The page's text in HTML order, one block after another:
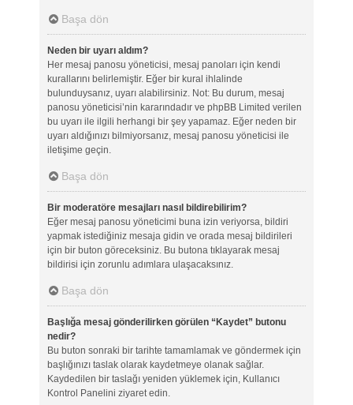
Başa dön
Neden bir uyarı aldım?
Her mesaj panosu yöneticisi, mesaj panoları için kendi
kurallarını belirlemiştir. Eğer bir kural ihlalinde
bulunduysanız, uyarı alabilirsiniz. Not: Bu durum, mesaj
panosu yöneticisi’nin kararındadır ve phpBB Limited verilen
bu uyarı ile ilgili herhangi bir şey yapamaz. Eğer neden bir
uyarı aldığınızı bilmiyorsanız, mesaj panosu yöneticisi ile
iletişime geçin.
Başa dön
Bir moderatöre mesajları nasıl bildirebilirim?
Eğer mesaj panosu yöneticimi buna izin veriyorsa, bildiri
yapmak istediğiniz mesaja gidin ve orada mesaj bildirileri
için bir buton göreceksiniz. Bu butona tıklayarak mesaj
bildirisi için zorunlu adımlara ulaşacaksınız.
Başa dön
Başlığa mesaj gönderilirken görülen “Kaydet” butonu
nedir?
Bu buton sonraki bir tarihte tamamlamak ve göndermek için
başlığınızı taslak olarak kaydetmeye olanak sağlar.
Kaydedilen bir taslağı yeniden yüklemek için, Kullanıcı
Kontrol Panelini ziyaret edin.